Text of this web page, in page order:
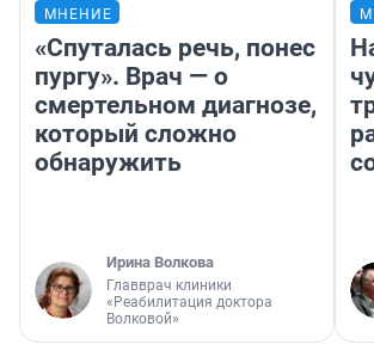
МНЕНИЕ
«Спуталась речь, понес
пургу». Врач — о
смертельном диагнозе,
который сложно
обнаружить
Ирина Волкова
Главврач клиники
«Реабилитация доктора
Волковой»